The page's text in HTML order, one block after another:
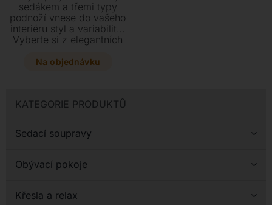
KATEGORIE PRODUKTŮ
Sedací soupravy
Obývací pokoje
Křesla a relax
sedákem a třemi typy
podnoží vnese do vašeho
interiéru styl a variabilitu.
Vyberte si z elegantních
sedáku i podnoží a doplňte
Na objednávku